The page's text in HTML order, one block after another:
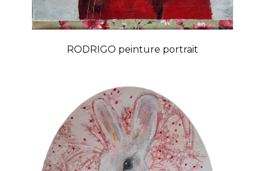
RODRIGO peinture portrait